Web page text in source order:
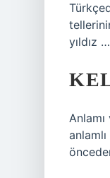
yıldız …